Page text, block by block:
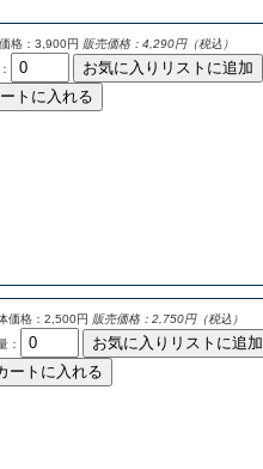
格：3,900円 販売価格：4,290円（税込）
お気に入りリストに追加
トに入れる
価格：2,500円 販売価格：2,750円（税込）
：
お気に入りリストに追加
ートに入れる